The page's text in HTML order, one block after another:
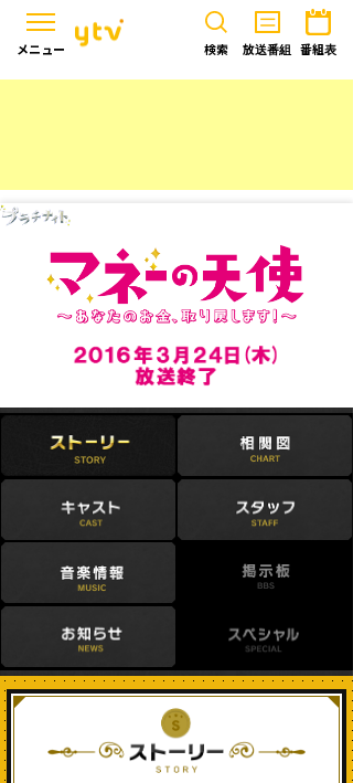
検索 放送番組 番組表
メニュー